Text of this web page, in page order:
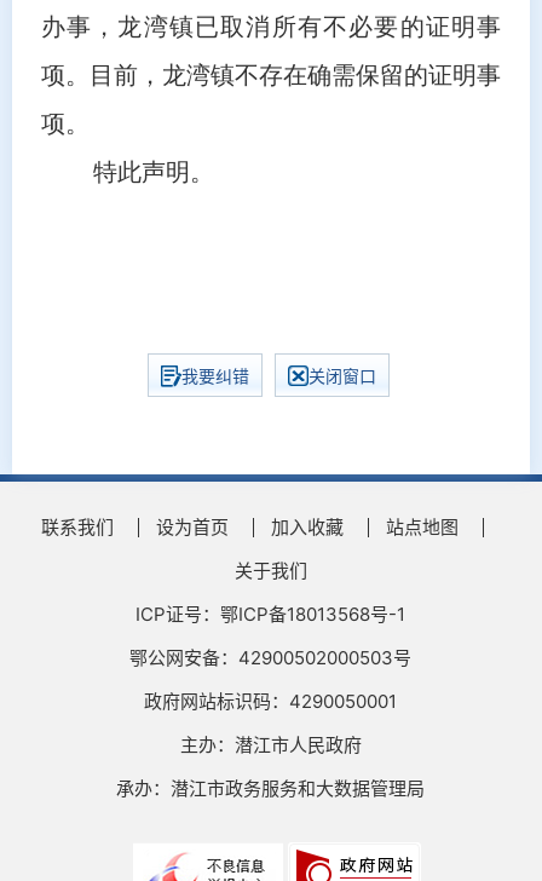
办事， 龙湾镇已取消所有不必要的证明事
项。目前， 龙湾镇不存在确需保留的证明事
项。
特此声明。
我要纠错 关闭窗口
联系我们 设为首页 加入收藏
站点地图
关于我们
ICP证号：鄂ICP备18013568号-1
鄂公网安备：42900502000503号
政府网站标识码：4290050001
主办：潜江市人民政府
承办：潜江市政务服务和大数据管理局